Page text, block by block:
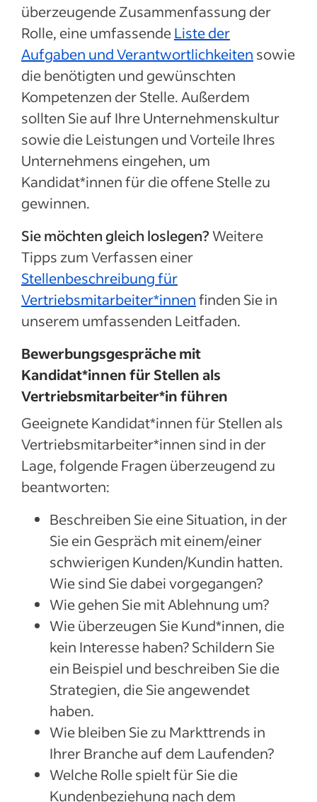
überzeugende Zusammenfassung der
Rolle, eine umfassendeListe der
Aufgaben und Verantwortlichkeiten sowie
die benötigten und gewünschten
Kompetenzen der Stelle. Außerdem
sollten Sie auf Ihre Unternehmenskultur
sowie die Leistungen und Vorteile Ihres
Unternehmens eingehen, um
Kandidat*innen für die offene Stelle zu
gewinnen.
Sie möchten gleich loslegen?Weitere
Tipps zum Verfassen einer
Stellenbeschreibung für
Vertriebsmitarbeiter*innenfinden Sie in
unserem umfassenden Leitfaden.
Bewerbungsgespräche mit
Kandidat*innen für Stellen als
Vertriebsmitarbeiter*in führen
Geeignete Kandidat*innen für Stellen als
Vertriebsmitarbeiter*innen sind in der
Lage, folgende Fragen überzeugend zu
beantworten:
Beschreiben Sie eine Situation, in der
Sie ein Gespräch mit einem/einer
schwierigen Kunden/Kundin hatten.
Wie sind Sie dabei vorgegangen?
Wie gehen Sie mit Ablehnung um?
Wie überzeugen Sie Kund*innen, die
kein Interesse haben? Schildern Sie
ein Beispiel und beschreiben Sie die
Strategien, die Sie angewendet
haben.
Wie bleiben Sie zu Markttrends in
Ihrer Branche auf dem Laufenden?
Welche Rolle spielt für Sie die
Kundenbeziehung nach dem